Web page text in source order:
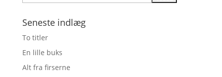
Seneste indlæg
To titler
En lille buks
Alt fra firserne